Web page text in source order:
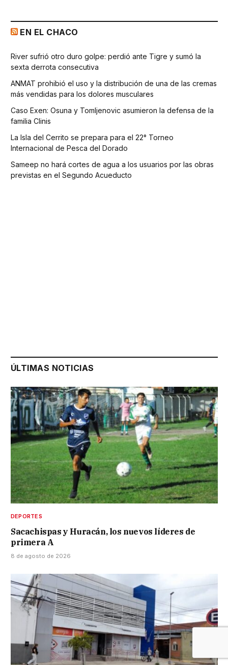
EN EL CHACO
River sufrió otro duro golpe: perdió ante Tigre y sumó la
sexta derrota consecutiva
ANMAT prohibió el uso y la distribución de una de las cremas
más vendidas para los dolores musculares
Caso Exen: Osuna y Tomljenovic asumieron la defensa de la
familia Clinis
La Isla del Cerrito se prepara para el 22° Torneo
Internacional de Pesca del Dorado
Sameep no hará cortes de agua a los usuarios por las obras
previstas en el Segundo Acueducto
ÚLTIMAS NOTICIAS
DEPORTES
Sacachispas y Huracán, los nuevos líderes de
primera A
8 de agosto de 2026